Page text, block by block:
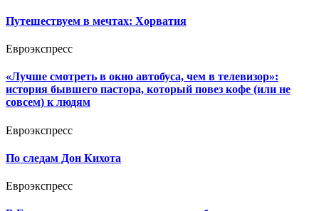
Путешествуем в мечтах: Хорватия
Евроэкспресс
«Лучше смотреть в окно автобуса, чем в телевизор»:
история бывшего пастора, который повез кофе (или не
совсем) к людям
Евроэкспресс
По следам Дон Кихота
Евроэкспресс